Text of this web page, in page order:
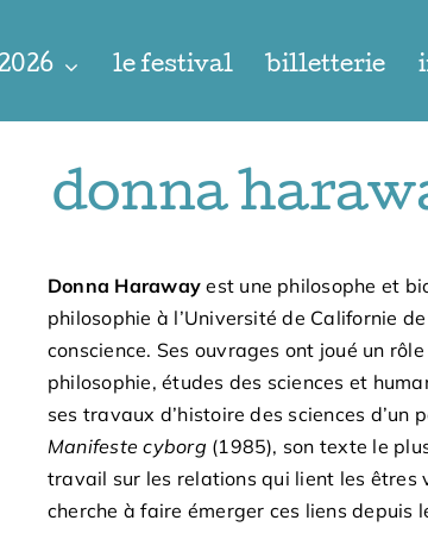
le festival billetterie
donna
Donna Harawayest une philosophe et
philosophie à l’Université de Californie
conscience. Ses ouvrages ont joué un
philosophie, études des sciences et
ses travaux d’histoire des sciences
Manifeste cyborg (1985), son texte le
travail sur les relations qui lient les êtres
cherche à faire émerger ces liens